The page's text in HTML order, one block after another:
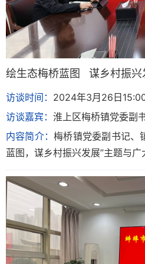
绘生态梅桥蓝图 谋乡村振兴
访谈时间： 2024年3月26日
访谈嘉宾： 淮上区梅桥镇党委副
内容简介：梅桥镇党委副书记、
蓝图，谋乡村振兴发展”主题与广